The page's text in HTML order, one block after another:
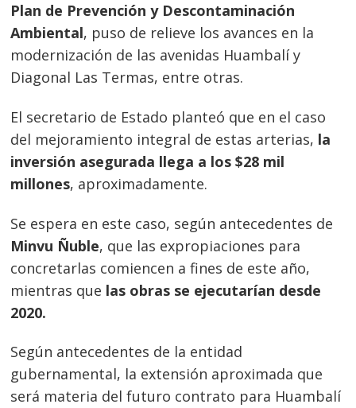
Plan de Prevención y Descontaminación
Ambiental, puso de relieve los avances en la
modernización de las avenidas Huambalí y
Diagonal Las Termas, entre otras.
El secretario de Estado planteó que en el caso
del mejoramiento integral de estas arterias, la
inversión asegurada llega a los $28 mil
millones, aproximadamente.
Se espera en este caso, según antecedentes de
Minvu Ñuble, que las expropiaciones para
concretarlas comiencen a fines de este año,
mientras que las obras se ejecutarían desde
2020.
Según antecedentes de la entidad
gubernamental, la extensión aproximada que
será materia del futuro contrato para Huambalí